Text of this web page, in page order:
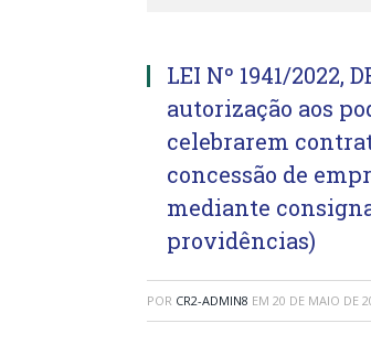
LEI Nº 1941/2022,
autorização aos
celebrarem
concessão de
mediante
providências)
POR CR2-ADMIN8 EM 20 DE MAIO DE